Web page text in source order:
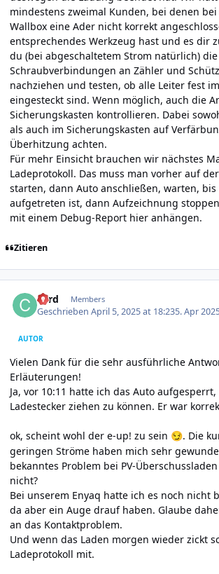
mindestens zweimal Kunden, bei denen
Wallbox eine Ader nicht korrekt
entsprechendes Werkzeug hast und es dir
du (bei abgeschaltetem Strom natürlich) die
Schraubverbindungen an Zähler und
nachziehen und testen, ob alle Leiter fest
eingesteckt sind. Wenn möglich, auch die
Sicherungskasten kontrollieren. Dabei
als auch im Sicherungskasten auf
Überhitzung achten.
Für mehr Einsicht brauchen wir nächstes
Ladeprotokoll. Das muss man vorher auf
starten, dann Auto anschließen, warten, bis
aufgetreten ist, dann Aufzeichnung
mit einem Debug-Report hier anhängen.
Zitieren
cord Members
GeschriebenApril 5, 2025 at 18:235. Apr
AUTOR
Vielen Dank für die sehr ausführliche
Erläuterungen!
Ja, vor 10:11 hatte ich das Auto
Ladestecker ziehen zu können. Er war
ok, scheint wohl der e-up! zu sein 😏. Die
geringen Ströme haben mich sehr
bekanntes Problem bei PV-
nicht?
Bei unserem Enyaq hatte ich es noch nicht
da aber ein Auge drauf haben. Glaube
an das Kontaktproblem.
Und wenn das Laden morgen wieder zickt
Ladeprotokoll mit.